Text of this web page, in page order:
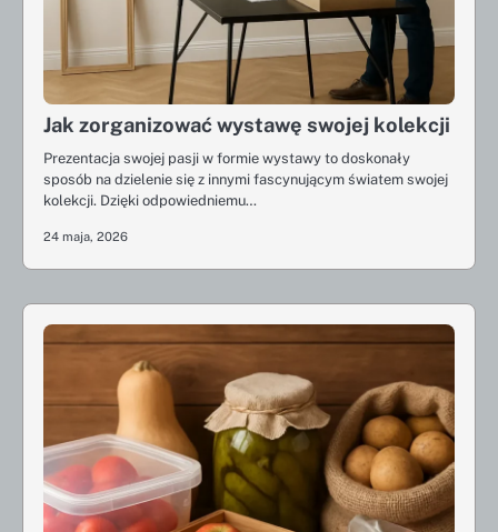
Jak zorganizować wystawę swojej kolekcji
Prezentacja swojej pasji w formie wystawy to doskonały
sposób na dzielenie się z innymi fascynującym światem swojej
kolekcji. Dzięki odpowiedniemu…
24 maja, 2026